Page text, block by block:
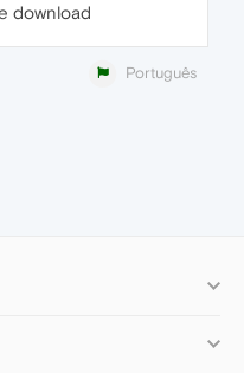
download
Português